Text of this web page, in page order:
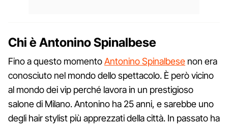
Chi è Antonino Spinalbese
Fino a questo momentoAntonino Spinalbese non era
conosciuto nel mondo dello spettacolo. È però vicino
al mondo dei vip perché lavora in un prestigioso
salone di Milano. Antonino ha 25 anni, e sarebbe uno
degli hair stylist più apprezzati della città. In passato ha